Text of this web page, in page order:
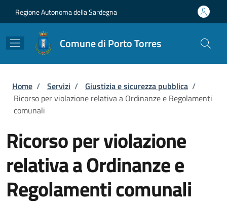
Regione Autonoma della Sardegna
Comune di Porto Torres
Briciole di pane
Home / Servizi / Giustizia e sicurezza pubblica /
Ricorso per violazione relativa a Ordinanze e Regolamenti
comunali
Ricorso per violazione
relativa a Ordinanze e
Regolamenti comunali